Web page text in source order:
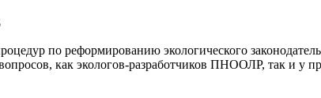
по реформированию экологического
как экологов-разработчиков ПНООЛР, так и у